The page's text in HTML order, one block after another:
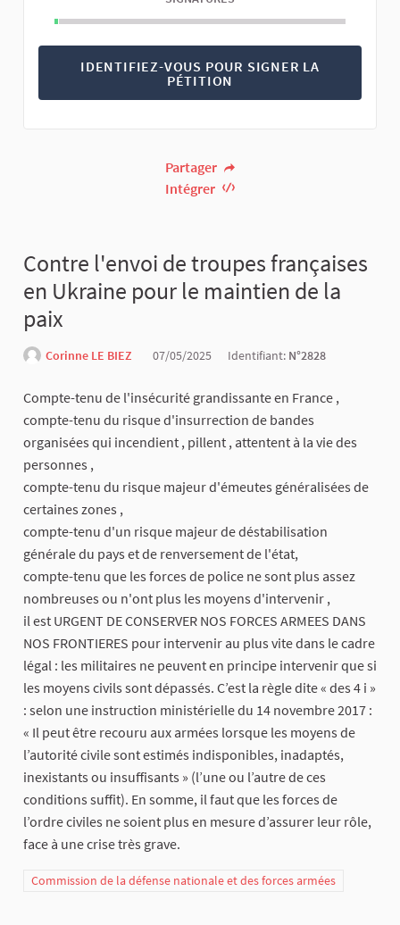
IDENTIFIEZ-VOUS POUR SIGNER LA
PÉTITION
Partager
Intégrer
Contre l'envoi de troupes françaises
en Ukraine pour le maintien de la
paix
Corinne LE BIEZ 07/05/2025 Identifiant: N°2828
Compte-tenu de l'insécurité grandissante en France ,
compte-tenu du risque d'insurrection de bandes
organisées qui incendient , pillent , attentent à la vie des
personnes ,
compte-tenu du risque majeur d'émeutes généralisées de
certaines zones ,
compte-tenu d'un risque majeur de déstabilisation
générale du pays et de renversement de l'état,
compte-tenu que les forces de police ne sont plus assez
nombreuses ou n'ont plus les moyens d'intervenir ,
il est URGENT DE CONSERVER NOS FORCES ARMEES DANS
NOS FRONTIERES pour intervenir au plus vite dans le cadre
légal : les militaires ne peuvent en principe intervenir que si
les moyens civils sont dépassés. C’est la règle dite « des 4 i »
: selon une instruction ministérielle du 14 novembre 2017 :
« Il peut être recouru aux armées lorsque les moyens de
l’autorité civile sont estimés indisponibles, inadaptés,
inexistants ou insuffisants » (l’une ou l’autre de ces
conditions suffit). En somme, il faut que les forces de
l’ordre civiles ne soient plus en mesure d’assurer leur rôle,
face à une crise très grave.
Commission de la défense nationale et des forces armées